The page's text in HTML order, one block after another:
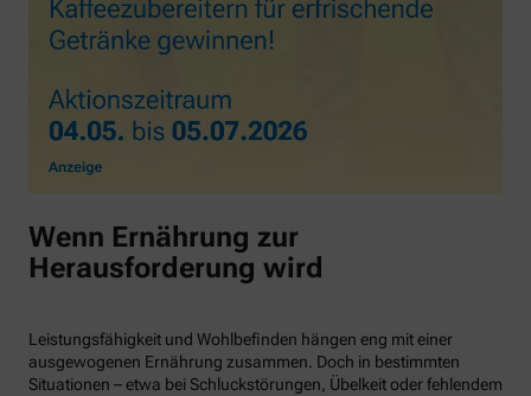
Wenn Ernährung zur
Herausforderung wird
Leistungsfähigkeit und Wohlbefinden hängen eng mit einer
ausgewogenen Ernährung zusammen. Doch in bestimmten
Situationen – etwa bei Schluckstörungen, Übelkeit oder fehlendem